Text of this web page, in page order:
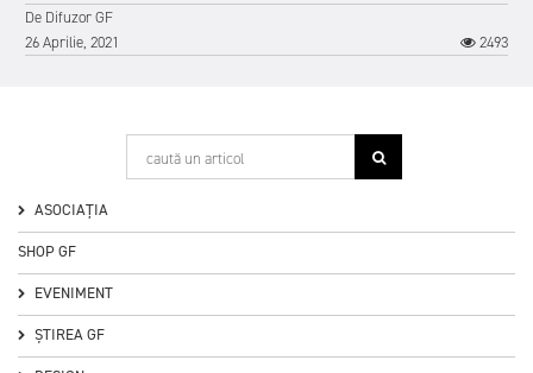
De Difuzor GF
26 Aprilie, 2021
2493
ASOCIAȚIA
SHOP GF
EVENIMENT
ȘTIREA GF